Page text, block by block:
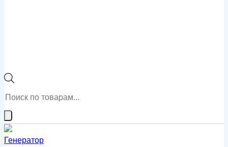
Поиск
товаров